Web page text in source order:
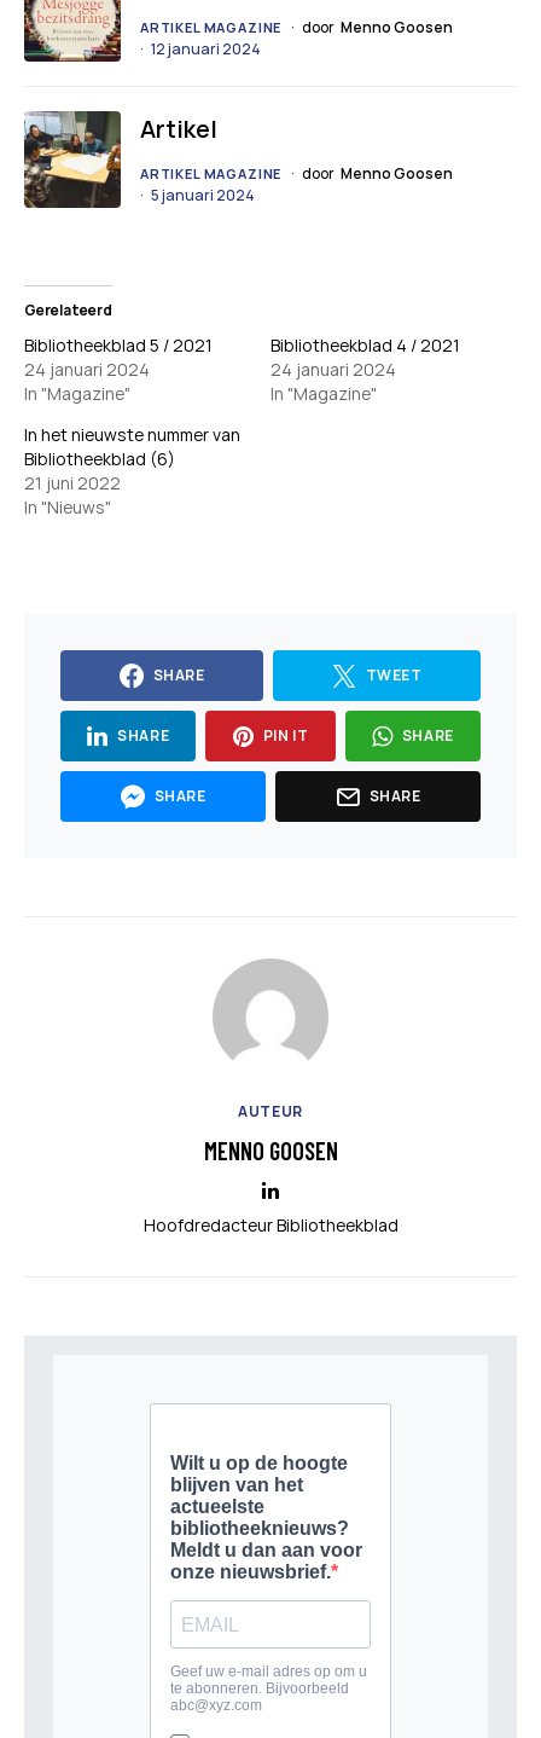
ARTIKEL MAGAZINE door Menno Goosen
12 januari 2024
Artikel
ARTIKEL MAGAZINE door Menno Goosen
5 januari 2024
Gerelateerd
Bibliotheekblad 5 / 2021
24 januari 2024
In "Magazine"
Bibliotheekblad 4 / 2021
24 januari 2024
In "Magazine"
In het nieuwste nummer van
Bibliotheekblad (6)
21 juni 2022
In "Nieuws"
SHARE TWEET
SHARE PIN IT SHARE
SHARE SHARE
AUTEUR
MENNO GOOSEN
Hoofdredacteur Bibliotheekblad